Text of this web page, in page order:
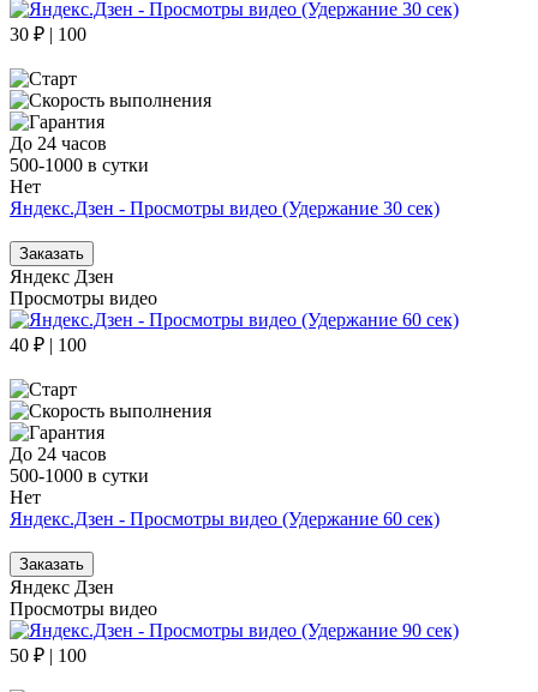
30 ₽ | 100
До 24 часов
500-1000 в сутки
Нет
Яндекс.Дзен - Просмотры видео (Удержание 30 сек)
Заказать
Яндекс Дзен
Просмотры видео
40 ₽ | 100
До 24 часов
500-1000 в сутки
Нет
Яндекс.Дзен - Просмотры видео (Удержание 60 сек)
Заказать
Яндекс Дзен
Просмотры видео
50 ₽ | 100